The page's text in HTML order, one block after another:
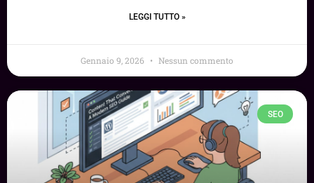
LEGGI TUTTO »
Gennaio 9, 2026 Nessun commento
SEO